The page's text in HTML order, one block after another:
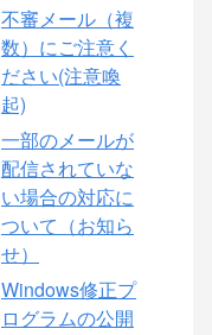
不審メール（複
数）にご注意く
ださい(注意喚
起)
一部のメールが
配信されていな
い場合の対応に
ついて（お知ら
せ）
Windows修正プ
ログラムの公開